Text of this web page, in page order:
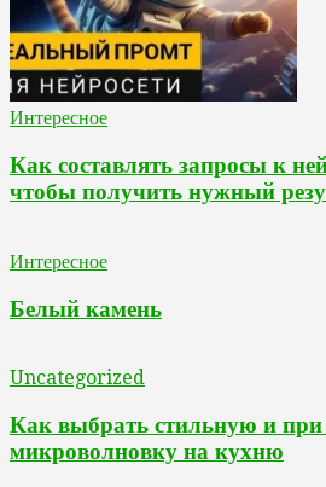
Интересное
Как составлять запросы к
чтобы получить нужный
Интересное
Белый камень
Uncategorized
Как выбрать стильную и при
микроволновку на кухню